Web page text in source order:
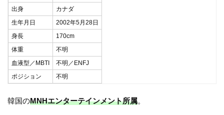
出身
カナダ
生年月日
2002年5月28日
身長
170cm
体重
不明
血液型／MBTI
不明／ENFJ
ポジション
不明
韓国のMNHエンターテインメント所属。